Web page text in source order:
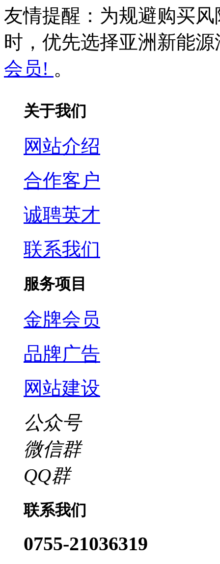
友情提醒：为规避购买
时，优先选择亚洲新能源
会员! 。
关于我们
网站介绍
合作客户
诚聘英才
联系我们
服务项目
金牌会员
品牌广告
网站建设
公众号
微信群
QQ群
联系我们
0755-21036319